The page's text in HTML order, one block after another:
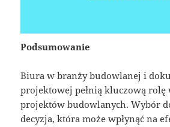
Podsumowanie
Biura w branży budowlanej i
projektowej pełnią kluczową rolę
projektów budowlanych. Wybór
decyzja, która może wpłynąć na